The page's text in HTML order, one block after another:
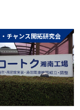
チャンス開拓研究会